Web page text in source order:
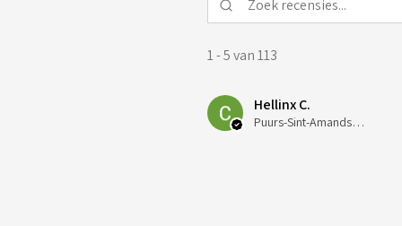
1 - 5 van 113
Hellinx C.
Puurs-Sint-Amands, Belgium